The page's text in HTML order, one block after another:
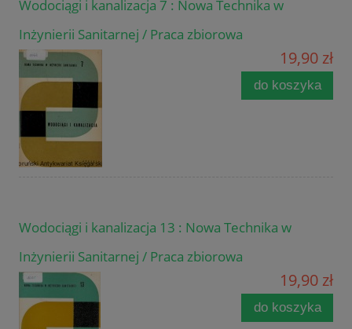
Wodociągi i kanalizacja 7 : Nowa Technika w
Inżynierii Sanitarnej / Praca zbiorowa
19,90 zł
do koszyka
Wodociągi i kanalizacja 13 : Nowa Technika w
Inżynierii Sanitarnej / Praca zbiorowa
19,90 zł
do koszyka